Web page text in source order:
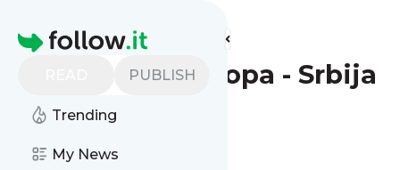
Homepage
PUBLISH
Trending
My News
Find more feeds
Slobodna Evropa - Srbija
Follow